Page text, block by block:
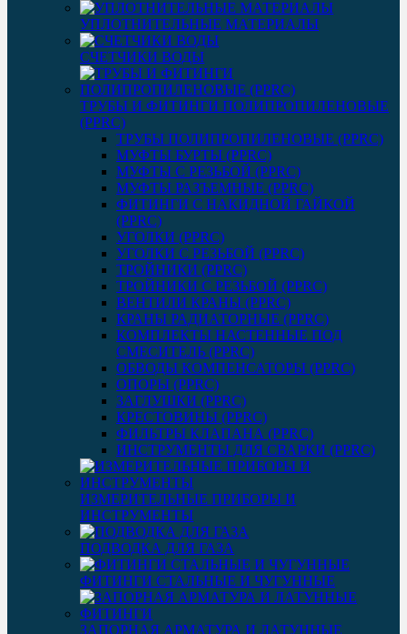
УПЛОТНИТЕЛЬНЫЕ МАТЕРИАЛЫ
СЧЕТЧИКИ ВОДЫ
ТРУБЫ И ФИТИНГИ ПОЛИПРОПИЛЕНОВЫЕ
(PPRC)
ТРУБЫ ПОЛИПРОПИЛЕНОВЫЕ (PPRC)
МУФТЫ БУРТЫ (PPRC)
МУФТЫ C РЕЗЬБОЙ (PPRC)
МУФТЫ РАЗЪЕМНЫЕ (PPRC)
ФИТИНГИ С НАКИДНОЙ ГАЙКОЙ
(PPRC)
УГОЛКИ (PPRC)
УГОЛКИ С РЕЗЬБОЙ (PPRC)
ТРОЙНИКИ (PPRC)
ТРОЙНИКИ С РЕЗЬБОЙ (PPRC)
ВЕНТИЛИ КРАНЫ (PPRC)
КРАНЫ РАДИАТОРНЫЕ (PPRC)
КОМПЛЕКТЫ НАСТЕННЫЕ ПОД
СМЕСИТЕЛЬ (PPRC)
ОБВОДЫ КОМПЕНСАТОРЫ (PPRC)
ОПОРЫ (PPRC)
ЗАГЛУШКИ (PPRC)
КРЕСТОВИНЫ (PPRC)
ФИЛЬТРЫ КЛАПАНА (PPRC)
ИНСТРУМЕНТЫ ДЛЯ СВАРКИ (PPRC)
ИЗМЕРИТЕЛЬНЫЕ ПРИБОРЫ И
ИНСТРУМЕНТЫ
ПОДВОДКА ДЛЯ ГАЗА
ФИТИНГИ СТАЛЬНЫЕ И ЧУГУННЫЕ
ЗАПОРНАЯ АРМАТУРА И ЛАТУННЫЕ